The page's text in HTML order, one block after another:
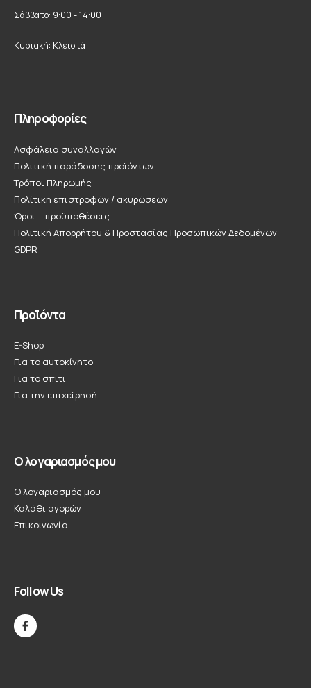
Σάββατο: 9:00 - 14:00
Κυριακή: Κλειστά
Πληροφορίες
Ασφάλεια συναλλαγών
Πολιτική παράδοσης προϊόντων
Τρόποι Πληρωμής
Πολίτικη επιστροφών / ακυρώσεων
Όροι – προϋποθέσεις
Πολιτική Απορρήτου & Προστασίας Προσωπικών Δεδομένων
GDPR
Προϊόντα
E-Shop
Για το αυτοκίνητο
Για το σπιτι
Για την επιχείρησή
Ο λογαριασμός μου
Ο λογαριασμός μου
Καλάθι αγορών
Επικοινωνία
Follow Us